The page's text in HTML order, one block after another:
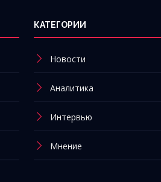
КАТЕГОРИИ
Новости
Аналитика
Интервью
Мнение